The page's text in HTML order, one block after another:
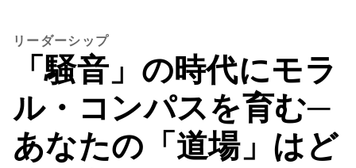
リーダーシップ
「騒音」の時代にモラ
ル・コンパスを育む─
あなたの「道場」はど